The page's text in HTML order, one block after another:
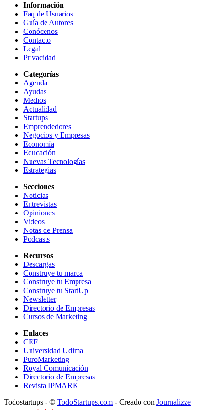
Información
Faq de Usuarios
Guía de Autores
Conócenos
Contacto
Legal
Privacidad
Categorías
Agenda
Ayudas
Medios
Actualidad
Startups
Emprendedores
Negocios y Empresas
Economía
Educación
Nuevas Tecnologías
Estrategias
Secciones
Noticias
Entrevistas
Opiniones
Videos
Notas de Prensa
Podcasts
Recursos
Descargas
Construye tu marca
Construye tu Empresa
Construye tu StartUp
Newsletter
Directorio de Empresas
Cursos de Marketing
Enlaces
CEF
Universidad Udima
PuroMarketing
Royal Comunicación
Directorio de Empresas
Revista IPMARK
Todostartups - © TodoStartups.com - Creado con Journalizze